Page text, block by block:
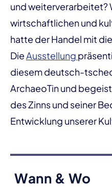
und weiterverarbeitet?
wirtschaftlichen und
hatte der Handel mit
DieAusstellung
diesem deutsch-
ArchaeoTin und
des Zinns und seiner
Entwicklung unserer
Wann & Wo